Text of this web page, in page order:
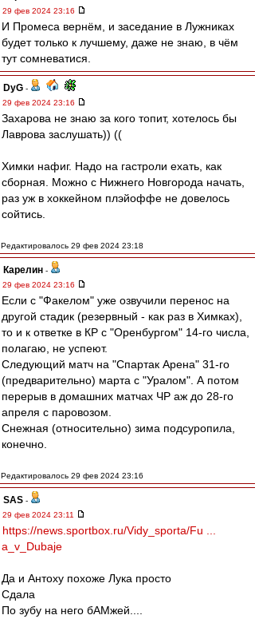
29 фев 2024 23:16
И Промеса вернём, и заседание в Лужниках
будет только к лучшему, даже не знаю, в чём
тут сомневатися.
DyG -
29 фев 2024 23:16
Захарова не знаю за кого топит, хотелось бы
Лаврова заслушать)) ((
Химки нафиг. Надо на гастроли ехать, как
сборная. Можно с Нижнего Новгорода начать,
раз уж в хоккейном плэйоффе не довелось
сойтись.
Редактировалось 29 фев 2024 23:18
Карелин -
29 фев 2024 23:16
Если с "Факелом" уже озвучили перенос на
другой стадик (резервный - как раз в Химках),
то и к ответке в КР с "Оренбургом" 14-го числа,
полагаю, не успеют.
Следующий матч на "Спартак Арена" 31-го
(предварительно) марта с "Уралом". А потом
перерыв в домашних матчах ЧР аж до 28-го
апреля с паровозом.
Снежная (относительно) зима подсуропила,
конечно.
Редактировалось 29 фев 2024 23:16
SAS -
29 фев 2024 23:11
https://news.sportbox.ru/Vidy_sporta/Fu ...
a_v_Dubaje
Да и Антоху похоже Лука просто
Сдала
По зубу на него бАМжей....